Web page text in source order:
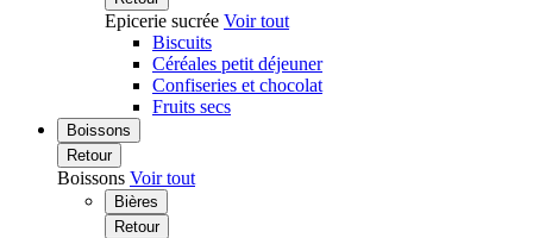
Epicerie sucrée Voir tout
Biscuits
Céréales petit déjeuner
Confiseries et chocolat
Fruits secs
Boissons
Retour
Boissons Voir tout
Bières
Retour